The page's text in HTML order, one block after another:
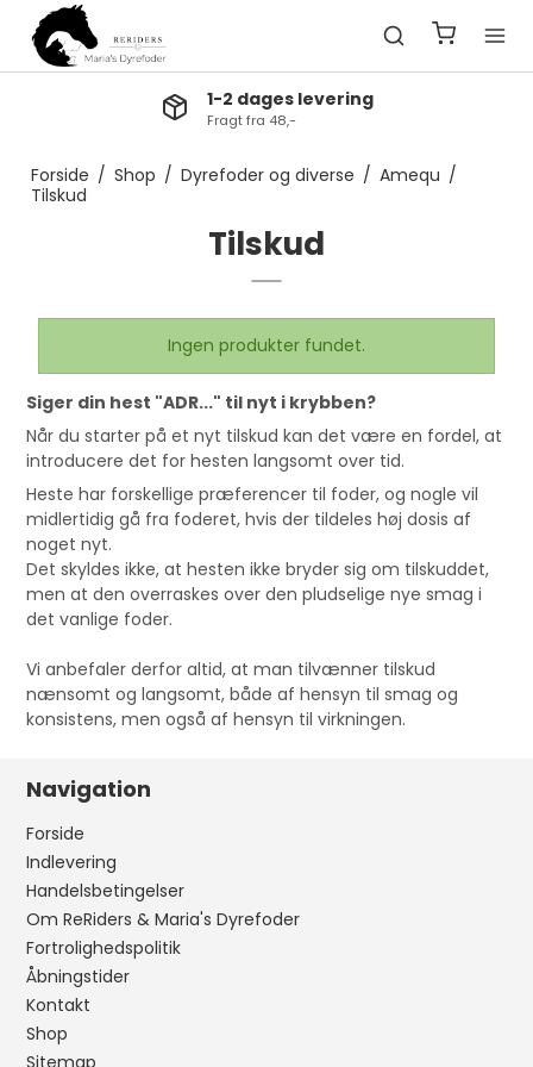
1-2 dages levering
Fragt fra 48,-
Forside / Shop / Dyrefoder og diverse / Amequ /
Tilskud
Tilskud
Ingen produkter fundet.
Siger din hest "ADR..." til nyt i krybben?
Når du starter på et nyt tilskud kan det være en fordel, at
introducere det for hesten langsomt over tid.
Heste har forskellige præferencer til foder, og nogle vil
midlertidig gå fra foderet, hvis der tildeles høj dosis af
noget nyt.
Det skyldes ikke, at hesten ikke bryder sig om tilskuddet,
men at den overraskes over den pludselige nye smag i
det vanlige foder.
Vi anbefaler derfor altid, at man tilvænner tilskud
nænsomt og langsomt, både af hensyn til smag og
konsistens, men også af hensyn til virkningen.
Navigation
Forside
Indlevering
Handelsbetingelser
Om ReRiders & Maria's Dyrefoder
Fortrolighedspolitik
Åbningstider
Kontakt
Shop
Sitemap